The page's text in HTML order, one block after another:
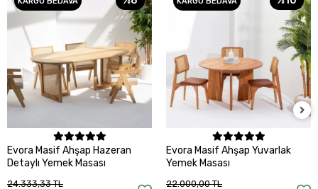
Sepete Ekle
Evora Masif Ahşap Hazeran
Detaylı Yemek Masası
24.333,33 TL
Sepete Ekle
Evora Masif Ahşap Yuvarlak
Yemek Masası
22.000,00 TL